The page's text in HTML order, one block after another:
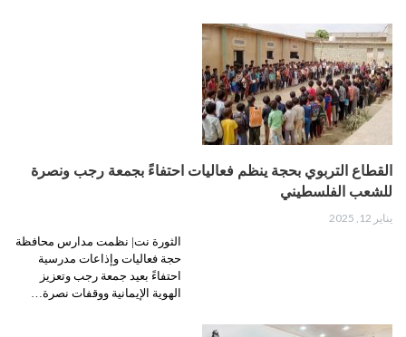
القطاع التربوي بحجة ينظم فعاليات احتفاءً بجمعة رجب ونصرة
للشعب الفلسطيني
يناير 12, 2025
الثورة نت| نظمت مدارس محافظة
حجة فعاليات وإذاعات مدرسية
احتفاءً بعيد جمعة رجب وتعزيز
الهوية الإيمانية ووقفات نصرة…